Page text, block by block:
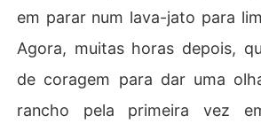
em parar num lava-jato para
Agora, muitas horas depois,
de coragem para dar uma
rancho pela primeira vez